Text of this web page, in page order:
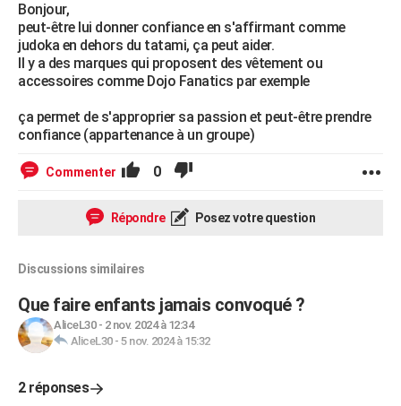
Bonjour,
peut-être lui donner confiance en s'affirmant comme
judoka en dehors du tatami, ça peut aider.
Il y a des marques qui proposent des vêtement ou
accessoires comme Dojo Fanatics par exemple
ça permet de s'approprier sa passion et peut-être prendre
confiance (appartenance à un groupe)
Commenter 0
Répondre Posez votre question
Discussions similaires
Que faire enfants jamais convoqué ?
AliceL30- 2 nov. 2024 à 12:34
AliceL30- 5 nov. 2024 à 15:32
2 réponses